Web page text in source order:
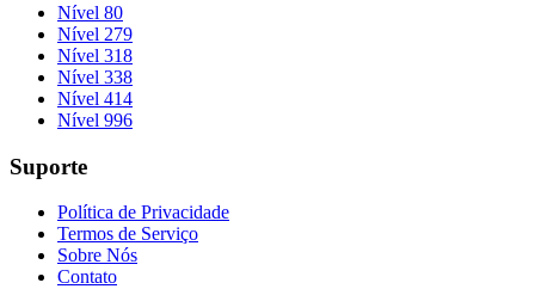
Nível 80
Nível 279
Nível 318
Nível 338
Nível 414
Nível 996
Suporte
Política de Privacidade
Termos de Serviço
Sobre Nós
Contato